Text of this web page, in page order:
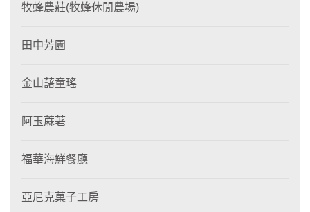
牧蜂農莊(牧蜂休閒農場)
田中芳園
金山藷童瑤
阿玉蔴荖
福華海鮮餐廳
亞尼克菓子工房